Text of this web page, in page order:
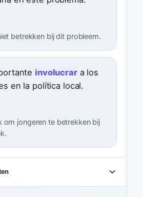
betrekken bij dit probleem.
involucrara los
en la política local.
om jongeren te betrekken bij